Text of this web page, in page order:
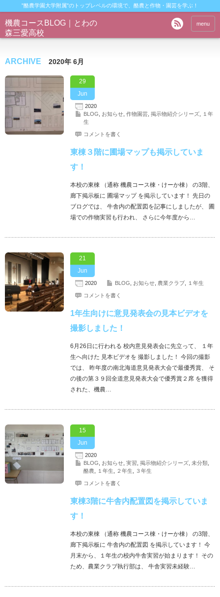
"酪農学園大学附属"のトップレベルの環境で、酪農と作物・園芸を学ぶ！
機農コースBLOG｜とわの
森三愛高校
menu
ARCHIVE 2020年 6月
29
Jun
2020
BLOG
お知らせ, 作物園芸, 掲示物紹介シリーズ,
１年
生
コメントを書く
東棟３階に圃場マップも掲示していま
す！
本校の東棟 （通称 機農コース棟・けーか棟） の3階、
廊下掲示板に 圃場マップ を掲示しています！ 先日の
ブログでは、 牛舎内の配置図を記事にしましたが、 圃
場での作物実習も行われ、 さらに今年度から…
21
Jun
2020 BLOG お知らせ, 農業クラブ, １年生
コメントを書く
1年生向けに意見発表会の見本ビデオを
撮影しました！
6月26日に行われる 校内意見発表会に先立って、 １年
生へ向けた 見本ビデオを 撮影しました！ 今回の撮影
では、 昨年度の南北海道意見発表大会で最優秀賞、 そ
の後の第３９回全道意見発表大会で優秀賞２席 を獲得
された、機農…
15
Jun
2020
BLOG
お知らせ, 実習 掲示物紹介シリーズ, 未分類,
酪農
１年生 ２年生 ３年生
コメントを書く
東棟3階に牛舎内配置図を掲示していま
す！
本校の東棟 （通称 機農コース棟・けーか棟） の3階、
廊下掲示板に 牛舎内の配置図 を掲示しています！ 今
月末から、１年生の校内牛舎実習が始まります！ その
ため、農業クラブ執行部は、 牛舎実習未経験…